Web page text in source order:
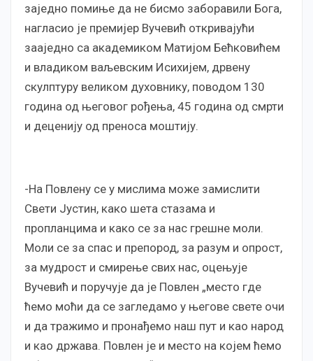
заједно помиње да не бисмо заборавили Бога,
нагласио је премијер Вучевић откривајући
зааједно са академиком Матијом Бећковићем
и владиком ваљевским Исихијем, дрвену
скулптуру великом духовнику, поводом 130
година од његовог рођења, 45 година од смрти
и деценију од преноса моштију.
-На Повлену се у мислима може замислити
Свети Јустин, како шета стазама и
пропланцима и како се за нас грешне моли.
Моли се за спас и препород, за разум и опрост,
за мудрост и смирење свих нас, оцењује
Вучевић и поручује да је Повлен „место где
ћемо моћи да се загледамо у његове свете очи
и да тражимо и пронађемо наш пут и као народ
и као држава. Повлен је и место на којем ћемо